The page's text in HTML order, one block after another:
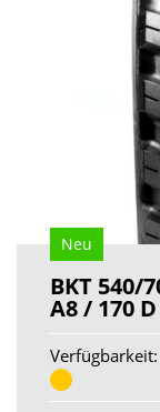
Neu
BKT 540/
A8 / 170 D
Verfügbarkeit: